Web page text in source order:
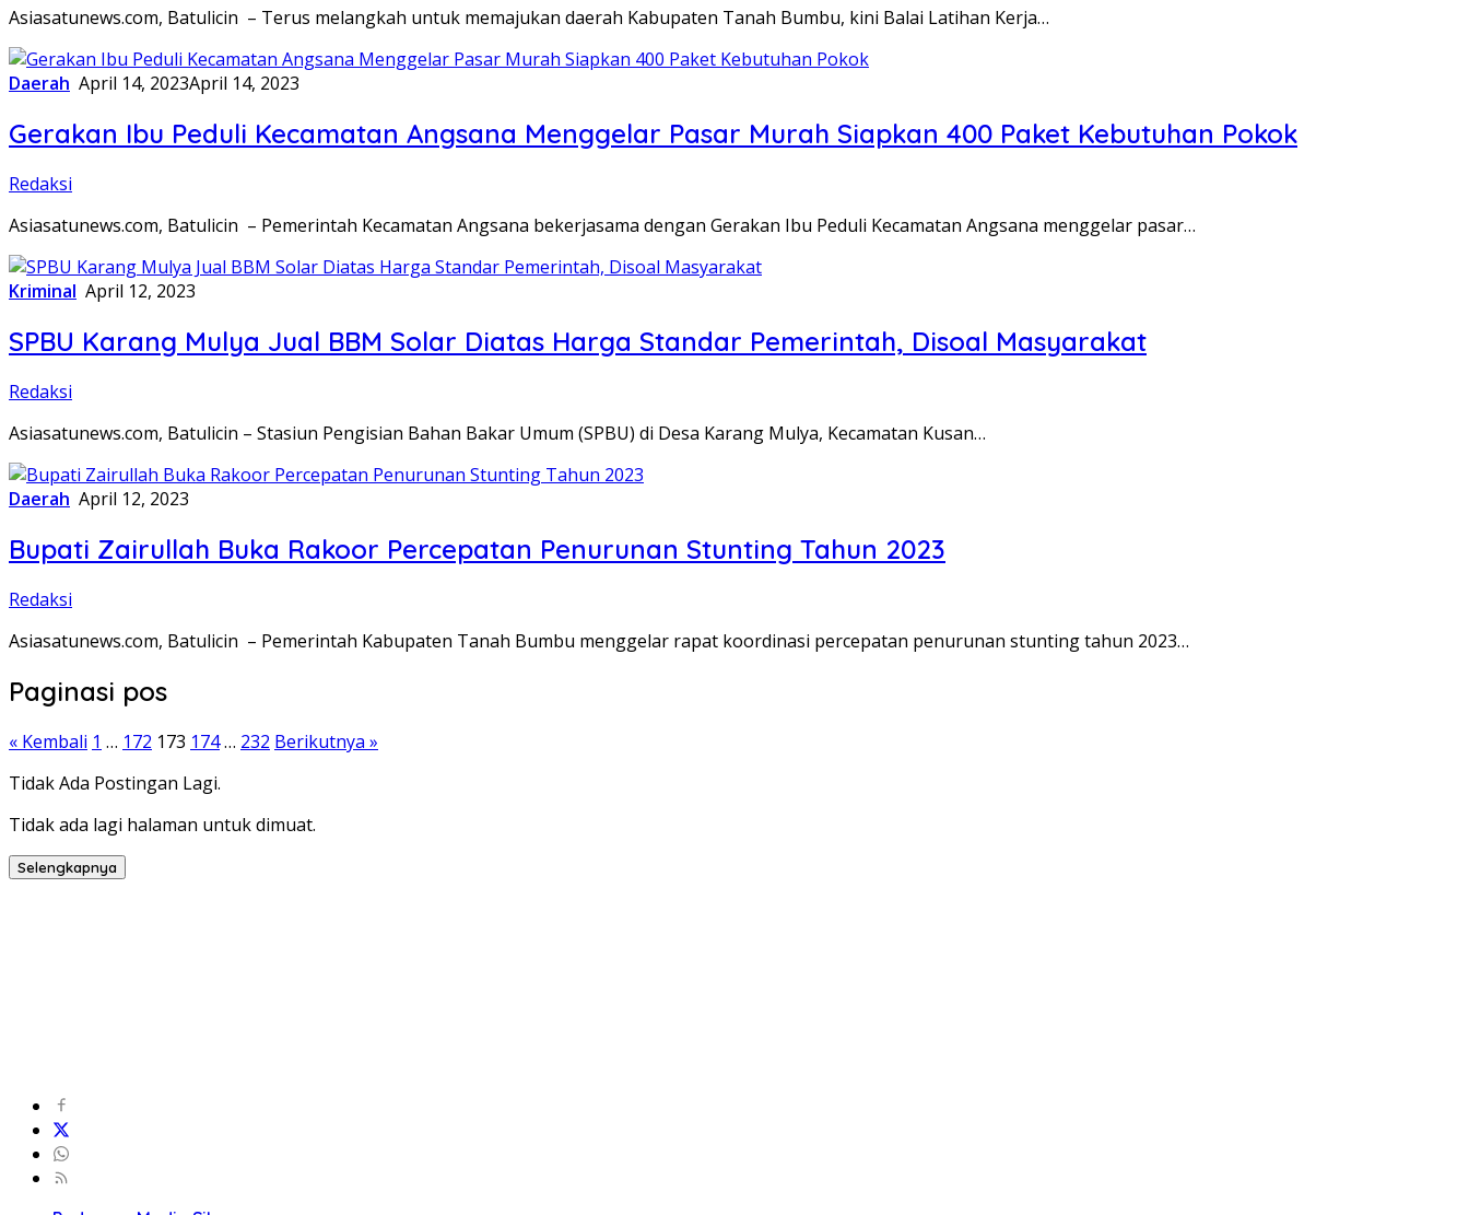
Asiasatunews.com, Batulicin – Terus melangkah untuk memajukan daerah Kabupaten Tanah Bumbu, kini Balai Latihan Kerja…
Daerah April 14, 2023April 14, 2023
Gerakan Ibu Peduli Kecamatan Angsana Menggelar Pasar Murah Siapkan 400 Paket Kebutuhan Pokok
Redaksi
Asiasatunews.com, Batulicin – Pemerintah Kecamatan Angsana bekerjasama dengan Gerakan Ibu Peduli Kecamatan Angsana menggelar pasar…
Kriminal April 12, 2023
SPBU Karang Mulya Jual BBM Solar Diatas Harga Standar Pemerintah, Disoal Masyarakat
Redaksi
Asiasatunews.com, Batulicin – Stasiun Pengisian Bahan Bakar Umum (SPBU) di Desa Karang Mulya, Kecamatan Kusan…
Daerah April 12, 2023
Bupati Zairullah Buka Rakoor Percepatan Penurunan Stunting Tahun 2023
Redaksi
Asiasatunews.com, Batulicin – Pemerintah Kabupaten Tanah Bumbu menggelar rapat koordinasi percepatan penurunan stunting tahun 2023…
Paginasi pos
« Kembali 1 … 172 173 174… 232 Berikutnya »
Tidak Ada Postingan Lagi.
Tidak ada lagi halaman untuk dimuat.
Selengkapnya